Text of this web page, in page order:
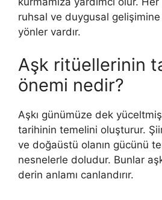
ruhsal ve duygusal gelişimine
yönler vardır.
Aşk ritüellerinin
önemi nedir?
Aşkı günümüze dek
tarihinin temelini oluşturur.
ve doğaüstü olanın gücünü
nesnelerle doludur. Bunlar
derin anlamı canlandırır.